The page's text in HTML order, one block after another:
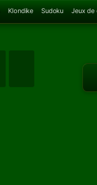
Klondike Sudoku Jeux de